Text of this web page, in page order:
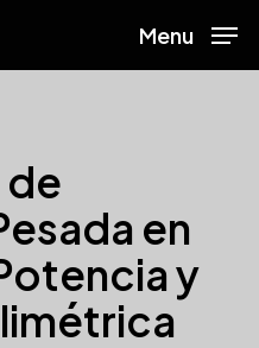
Menu
en
y